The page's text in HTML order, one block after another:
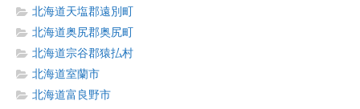
北海道天塩郡遠別町
北海道奥尻郡奥尻町
北海道宗谷郡猿払村
北海道室蘭市
北海道富良野市